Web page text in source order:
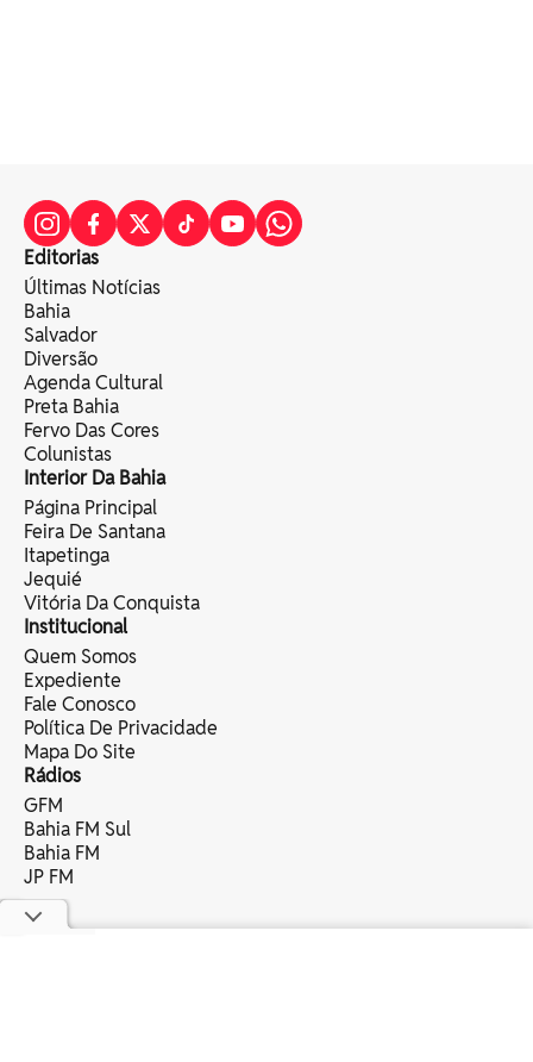
Editorias
Últimas Notícias
Bahia
Salvador
Diversão
Agenda Cultural
Preta Bahia
Fervo Das Cores
Colunistas
Interior Da Bahia
Página Principal
Feira De Santana
Itapetinga
Jequié
Vitória Da Conquista
Institucional
Quem Somos
Expediente
Fale Conosco
Política De Privacidade
Mapa Do Site
Rádios
GFM
Bahia FM Sul
Bahia FM
JP FM